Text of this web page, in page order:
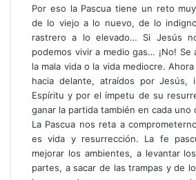
Por eso la Pascua tiene un reto
de lo viejo a lo nuevo, de lo
rastrero a lo elevado… Si Jesús
podemos vivir a medio gas… ¡No! Se
la mala vida o la vida mediocre.
hacia delante, atraídos por Jesús,
Espíritu y por el ímpetu de su
ganar la partida también en cada uno
La Pascua nos reta a
es vida y resurrección. La fe
mejorar los ambientes, a levantar
partes, a sacar de las trampas y de